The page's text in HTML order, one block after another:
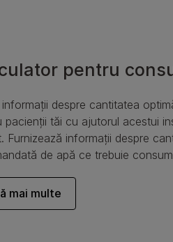
pentru
despre cantitatea
pacienții tăi cu ajutorul acestui
Furnizează informații despre
de apă ce trebuie
mai multe